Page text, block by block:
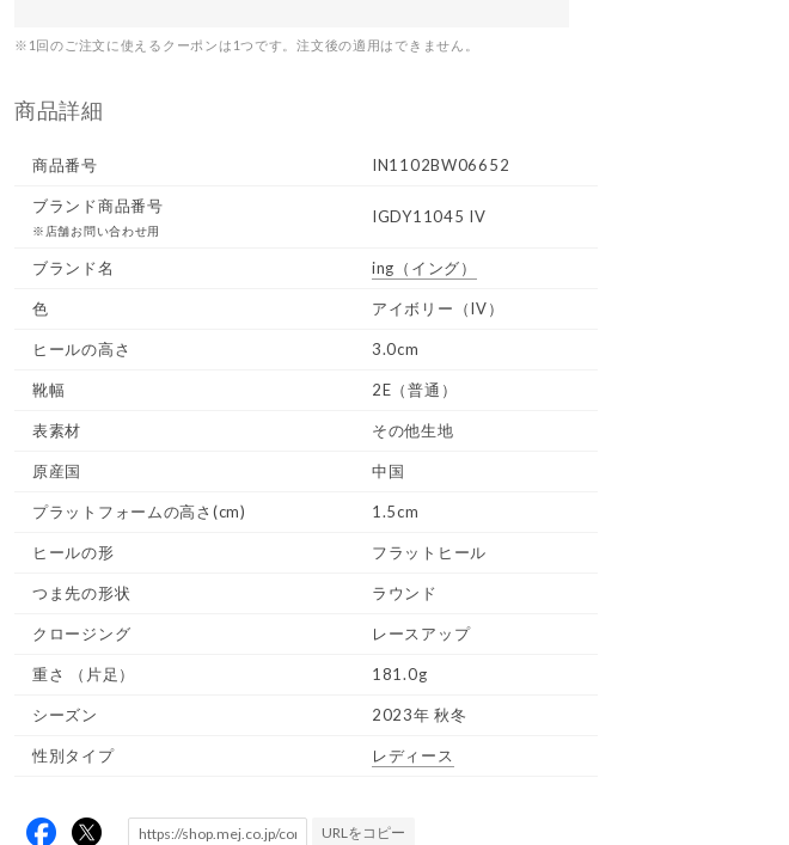
※1回のご注文に使えるクーポンは1つです。注文後の適用はできません。
商品詳細
商品番号 IN1102BW06652
ブランド商品番号
※店舗お問い合わせ用
IGDY11045 IV
ブランド名 ing （イング）
色 アイボリー（IV）
ヒールの高さ 3.0cm
靴幅 2E（普通）
表素材 その他生地
原産国 中国
プラットフォームの高さ(cm) 1.5cm
ヒールの形 フラットヒール
つま先の形状 ラウンド
クロージング レースアップ
重さ （片足） 181.0g
シーズン 2023年 秋冬
性別タイプ レディース
URLをコピー